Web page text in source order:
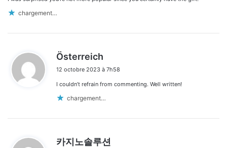
chargement…
Österreich
t
12 octobre 2023 à 7h58
I couldn’t refrain from commenting. Well written!
chargement…
카지노솔루션